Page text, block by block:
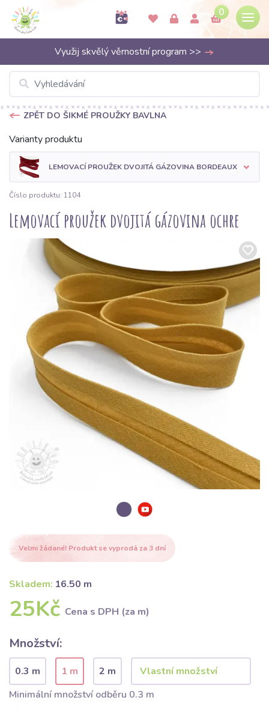
0
Využij skvělý věrnostní program >>
ZPĚT DO ŠIKMÉ PROUŽKY BAVLNA
Varianty produktu
LEMOVACÍ PROUŽEK DVOJITÁ GÁZOVINA BORDEAUX
Číslo produktu: 1104
Lemovací proužek dvojitá gázovina ochre
Velmi žádané! Produkt se vyprodá za 3 dní
Skladem: 16.50 m
25Kč Cena s DPH (za m)
Množství:
0.3 m 1 m
2 m
Minimální množství odběru 0.3 m